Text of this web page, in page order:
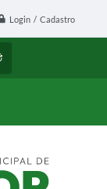
Login / Cadastro